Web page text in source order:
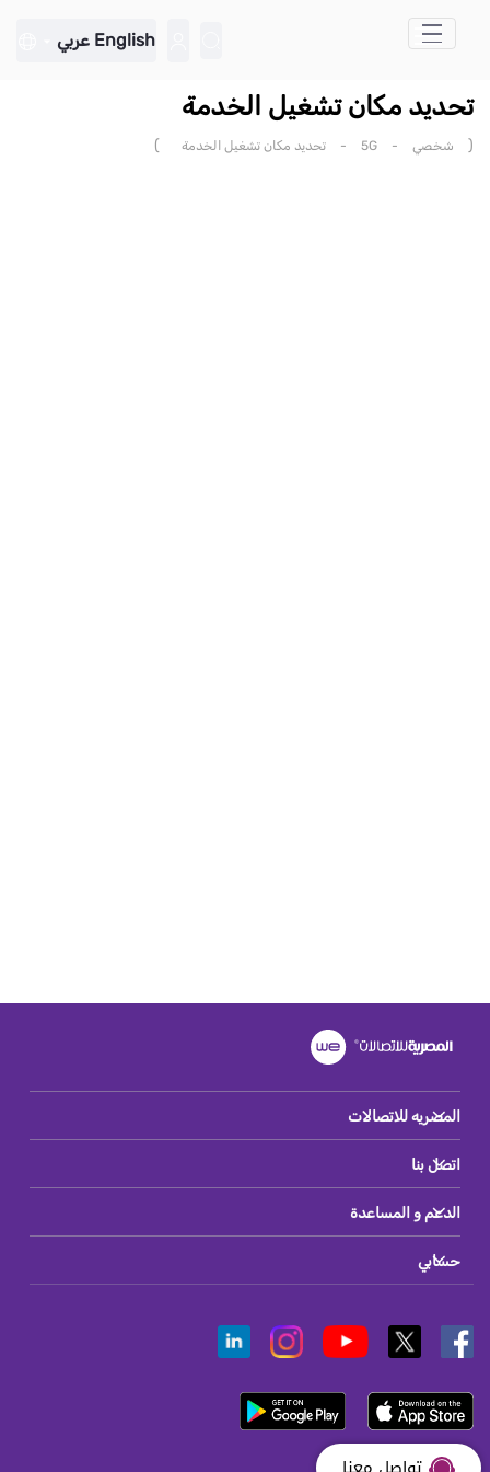
تخطي إلى المحتوى الرئيسي
English عربي
تحديد مكان تشغيل الخدمة
( شخصي -
5G
- تحديد مكان تشغيل الخدمة )
المصريه للاتصالات
اتصل بنا
الدعم و المساعدة
حسابي